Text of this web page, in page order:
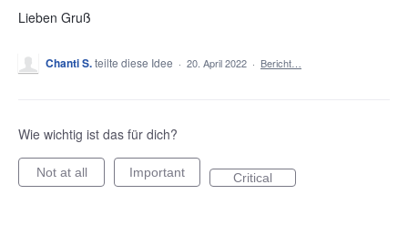
Lieben Gruß
Chanti S.teilte diese Idee · 20. April 2022 · Bericht…
Wie wichtig ist das für dich?
Not at all Important Critical